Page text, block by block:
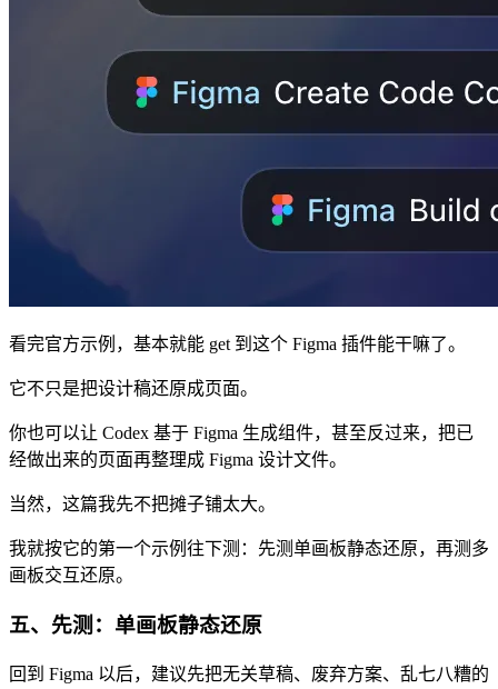
看完官方示例，基本就能 get 到这个 Figma 插件能干嘛了。
它不只是把设计稿还原成页面。
你也可以让 Codex 基于 Figma 生成组件，甚至反过来，把已
经做出来的页面再整理成 Figma 设计文件。
当然，这篇我先不把摊子铺太大。
我就按它的第一个示例往下测：先测单画板静态还原，再测多
画板交互还原。
五、先测：单画板静态还原
回到 Figma 以后，建议先把无关草稿、废弃方案、乱七八糟的